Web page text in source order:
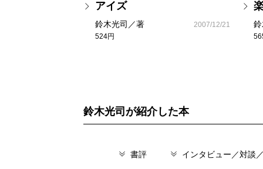
アイズ
鈴木光司／著
524円
2007/12/21
鈴木光司が紹介した本
書評 インタビュー／対談